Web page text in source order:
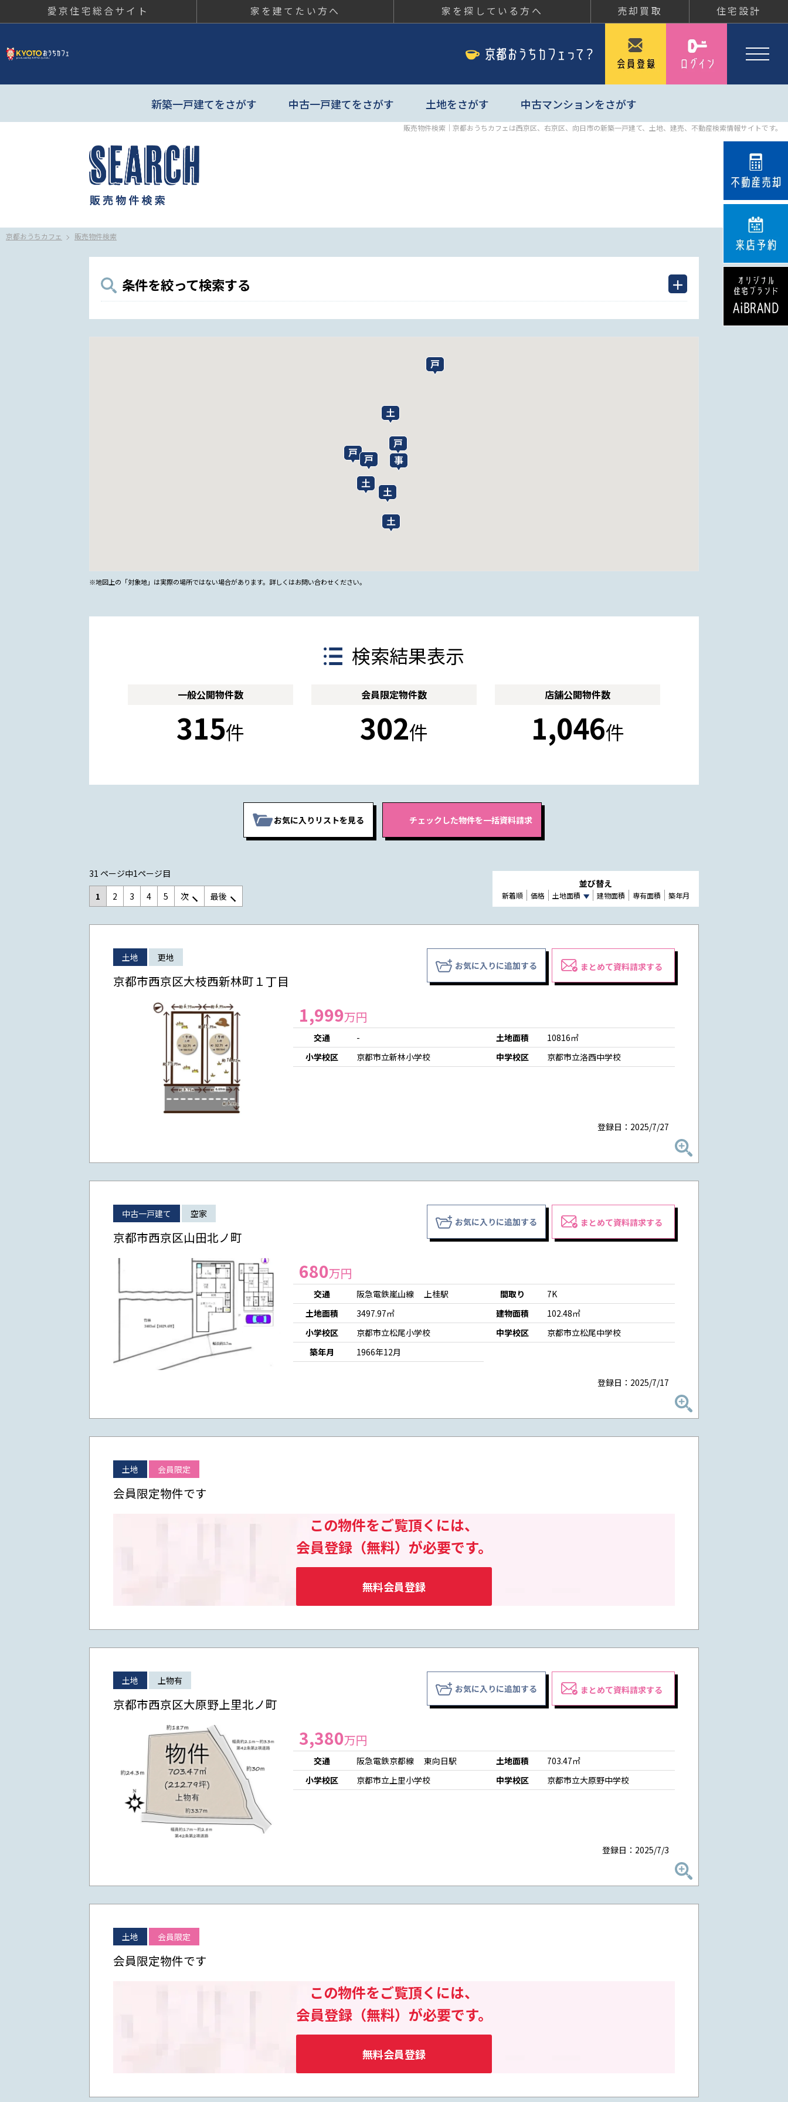
愛京住宅総合サイト 家を建てたい方へ 家を探している方へ 売却買取 住宅設計
新築一戸建てをさがす 中古一戸建てをさがす 土地をさがす 中古マンションをさがす
販売物件検索｜京都おうちカフェは西京区、右京区、向日市の新築一戸建て、土地、建売、不動産検索情報サイトです。
京都おうちカフェ 販売物件検索
条件を絞って検索する
※地図上の「対象地」は実際の場所ではない場合があります。詳しくはお問い合わせください。
検索結果表示
一般公開物件数
315件
会員限定物件数
302件
店舗公開物件数
1,046件
お気に入りリストを見る
31 ページ中1ページ目
1
2 3 4 5 次 最後
並び替え
新着順 価格 土地面積 建物面積 専有面積 築年月
土地 更地
京都市西京区大枝西新林町１丁目
お気に入りに追加する まとめて資料請求する
1,999万円
交通 - 土地面積
10816㎡
小学校区
京都市立新林小学校 中学校区 京都市立洛西中学校
登録日：2025/7/27
中古一戸建て 空家
京都市西京区山田北ノ町
お気に入りに追加する まとめて資料請求する
680万円
交通 阪急電鉄嵐山線 上桂駅 間取り
7K
土地面積
3497.97㎡ 建物面積
102.48㎡
小学校区
京都市立松尾小学校 中学校区
京都市立松尾中学校
築年月
1966年12月
登録日：2025/7/17
土地 会員限定
会員限定物件です
この物件をご覧頂くには、
会員登録（無料）が必要です。
無料会員登録
土地 上物有
京都市西京区大原野上里北ノ町
お気に入りに追加する まとめて資料請求する
3,380万円
交通 阪急電鉄京都線 東向日駅 土地面積
703.47㎡
小学校区
京都市立上里小学校 中学校区 京都市立大原野中学校
登録日：2025/7/3
土地 会員限定
会員限定物件です
この物件をご覧頂くには、
会員登録（無料）が必要です。
無料会員登録